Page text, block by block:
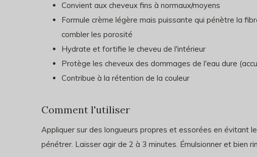
Convient aux cheveux fins à normaux/moyens
Formule crème légère mais puissante qui pénètre la
combler les porosité
Hydrate et fortifie le cheveu de l'intérieur
Protège les cheveux des dommages de l'eau dure
Contribue à la rétention de la couleur
Comment l'utiliser
Appliquer sur des longueurs propres et essorées en évitant
pénétrer. Laisser agir de 2 à 3 minutes. Émulsionner et bien